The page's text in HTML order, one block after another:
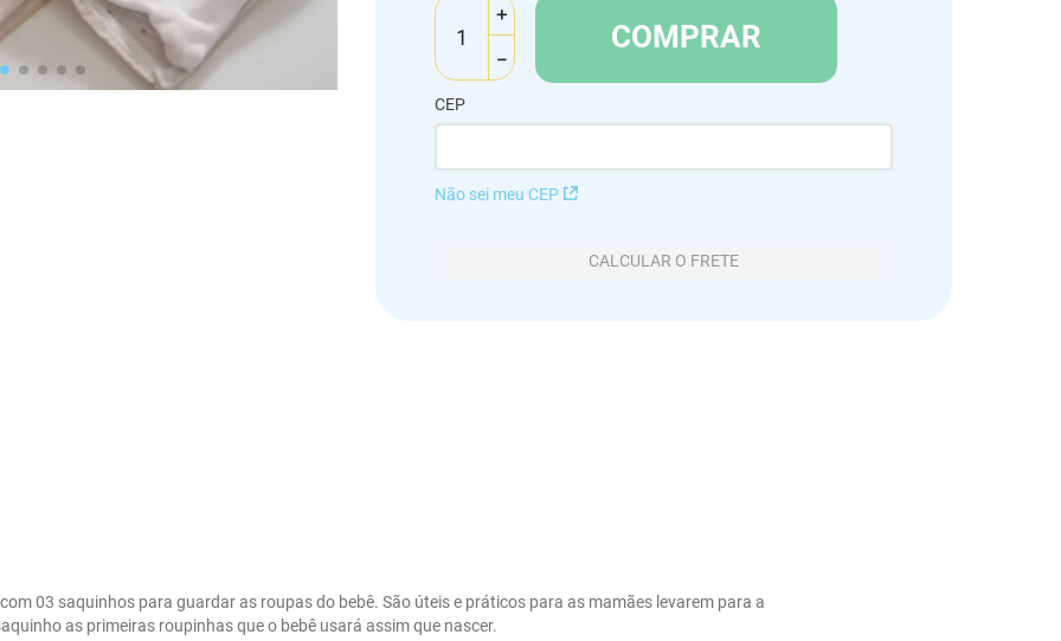
＋
－
COMPRAR
CEP
Não sei meu CEP
CALCULAR O FRETE
03 saquinhos para guardar as roupas do bebê. São úteis e práticos para as mamães levarem para a
as primeiras roupinhas que o bebê usará assim que nascer.